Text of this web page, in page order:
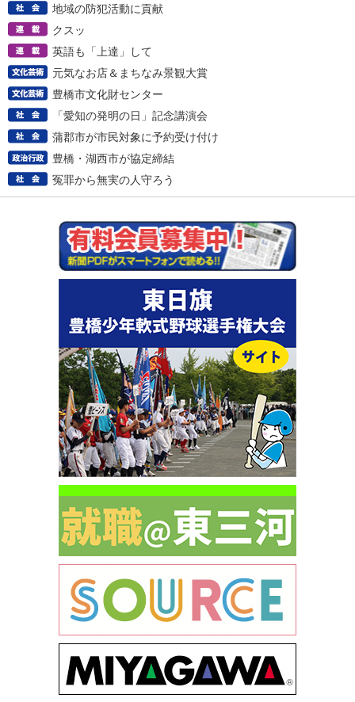
地域の防犯活動に貢献
クスッ
英語も「上達」して
元気なお店＆まちなみ景観大賞
豊橋市文化財センター
「愛知の発明の日」記念講演会
蒲郡市が市民対象に予約受け付け
豊橋・湖西市が協定締結
冤罪から無実の人守ろう